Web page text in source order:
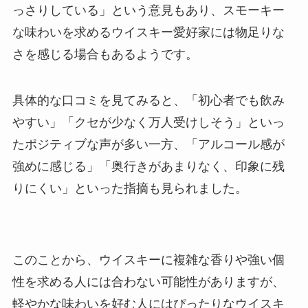
っさりしている」という意見もあり、スモーキー
な味わいを求めるウイスキー愛好家には物足りな
さを感じる場合もあるようです。
具体的な口コミを見てみると、「初心者でも飲み
やすい」「クセが少なく万人受けしそう」といっ
たポジティブな声が多い一方、「アルコール感が
強めに感じる」「奥行きがあまりなく、印象に残
りにくい」といった指摘も見られました。
このことから、ウイスキーに複雑な香りや強い個
性を求める人には合わない可能性がありますが、
軽やかな味わいを好む人にはぴったりなウイスキ